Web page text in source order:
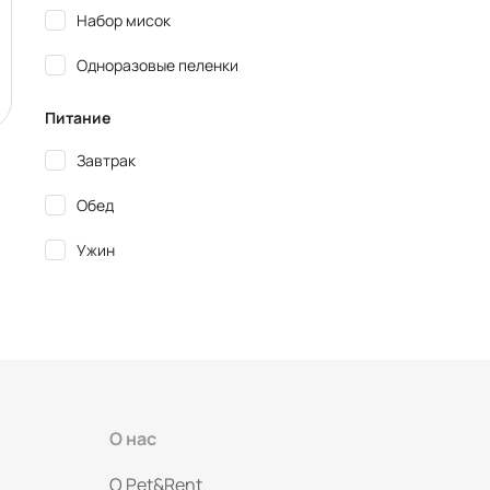
Набор мисок
Одноразовые пеленки
Питание
Завтрак
Обед
Ужин
О нас
O Pet&Rent